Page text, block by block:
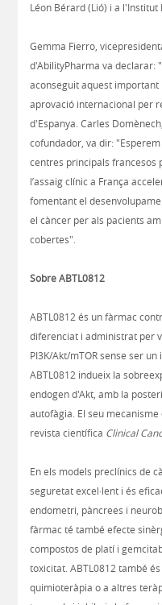
Léon Bérard (Lió) i a l'Institut
Gemma Fierro,
d'AbilityPharma va declarar:
aconseguit aquest
aprovació internacional per
d'Espanya. Carles
cofundador, va dir:
centres principals francesos
l’assaig clínic a França
fomentant el
el càncer per als pacients
cobertes".
Sobre ABTL0812
ABTL0812 és un fàrmac
diferenciat i administrat per
PI3K/Akt/mTOR sense ser
ABTL0812 indueix la
endogen d'Akt, amb la
autofàgia. El seu
revista científica Clinical
En els models preclínics de
seguretat excel·lent i és
endometri, pàncrees i
fàrmac té també efecte
compostos de platí i
toxicitat. ABTL0812 també
quimioteràpia o a altres